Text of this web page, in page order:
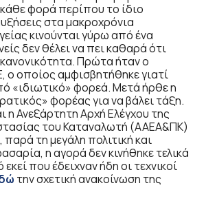
φορά περίπου το ίδιο
στα μακροχρόνια
κινούνται γύρω από ένα
δεν θέλει να πει καθαρά ότι
Πρώτα ήταν ο
ο οποίος αμφισβητήθηκε γιατί
«ιδιωτικό» φορεά. Μετά ήρθε η
φορέας για να βάλει τάξη.
η Ανεξάρτητη Αρχή Ελέγχου της
του Καταναλωτή (ΑΑΕΑ&ΠΚ)
παρά τη μεγάλη πολιτική και
η αγορά δεν κινήθηκε τελικά
που έδειχναν ήδη οι τεχνικοί
την σχετική ανακοίνωση της